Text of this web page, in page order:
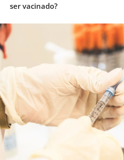
ser vacinado?